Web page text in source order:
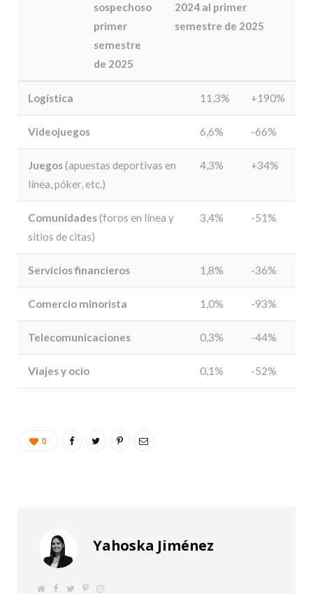
sospechoso
primer
semestre
de 2025
2024 al primer
semestre de 2025
Logística 11,3% +190%
Videojuegos 6,6% -66%
Juegos(apuestas deportivas en
línea, póker, etc.)
4,3% +34%
Comunidades(foros en línea y
sitios de citas)
3,4% -51%
Servicios financieros 1,8% -36%
Comercio minorista 1,0% -93%
Telecomunicaciones 0,3% -44%
Viajes y ocio 0,1% -52%
0
Yahoska Jiménez
S
P
I